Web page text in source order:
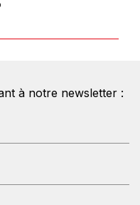
à notre newsletter :